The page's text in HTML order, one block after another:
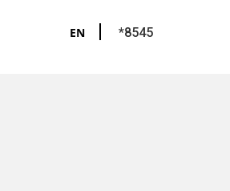
*8545
EN